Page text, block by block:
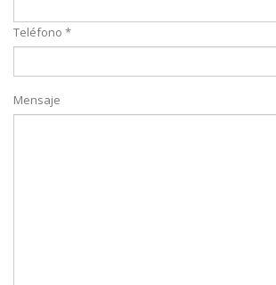
Teléfono *
Mensaje